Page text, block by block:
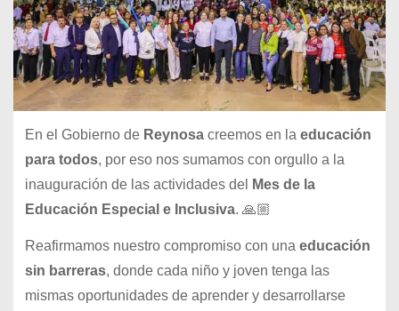
En el Gobierno de Reynosacreemos en la educación
para todos, por eso nos sumamos con orgullo a la
inauguración de las actividades del
Mes de la
Educación Especial e Inclusiva. 🙏🏼
Reafirmamos nuestro compromiso con una educación
sin barreras, donde cada niño y joven tenga las
mismas oportunidades de aprender y desarrollarse